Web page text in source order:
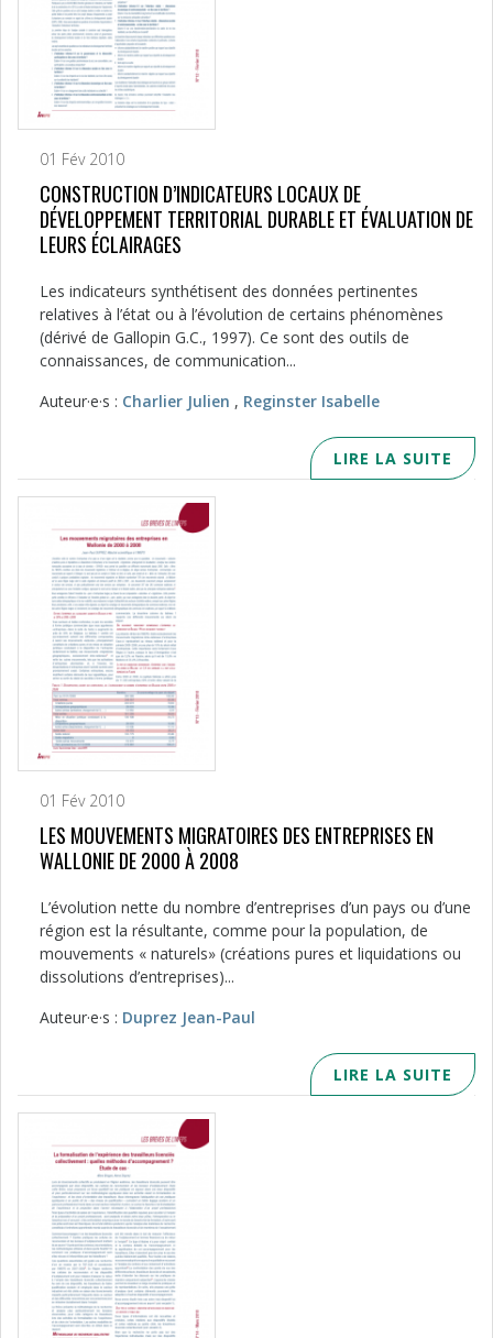
01 Fév 2010
CONSTRUCTION D’INDICATEURS LOCAUX DE
DÉVELOPPEMENT TERRITORIAL DURABLE ET ÉVALUATION DE
LEURS ÉCLAIRAGES
Les indicateurs synthétisent des données pertinentes
relatives à l’état ou à l’évolution de certains phénomènes
(dérivé de Gallopin G.C., 1997). Ce sont des outils de
connaissances, de communication...
Auteur·e·s : Charlier Julien , Reginster Isabelle
LIRE LA SUITE
01 Fév 2010
LES MOUVEMENTS MIGRATOIRES DES ENTREPRISES EN
WALLONIE DE 2000 À 2008
L’évolution nette du nombre d’entreprises d’un pays ou d’une
région est la résultante, comme pour la population, de
mouvements « naturels» (créations pures et liquidations ou
dissolutions d’entreprises)...
Auteur·e·s : Duprez Jean-Paul
LIRE LA SUITE